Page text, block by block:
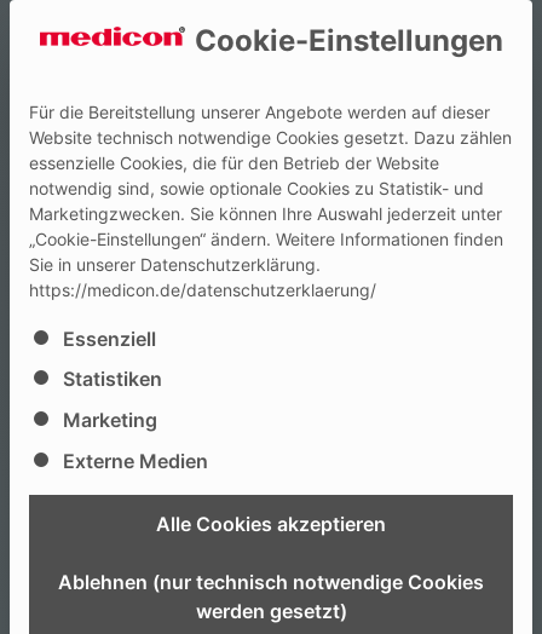
Cookie-Einstellungen
Für die Bereitstellung unserer Angebote werden auf dieser
Website technisch notwendige Cookies gesetzt. Dazu zählen
essenzielle Cookies, die für den Betrieb der Website
notwendig sind, sowie optionale Cookies zu Statistik- und
Marketingzwecken. Sie können Ihre Auswahl jederzeit unter
„Cookie-Einstellungen“ ändern. Weitere Informationen finden
Sie in unserer Datenschutzerklärung.
https://medicon.de/datenschutzerklaerung/
Es folgt eine Liste der Service-Gruppen, für die eine
Essenziell
Statistiken
Marketing
Externe Medien
Alle Cookies akzeptieren
Ablehnen (nur technisch notwendige Cookies
werden gesetzt)